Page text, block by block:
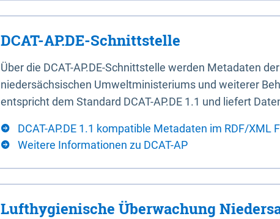
DCAT-AP.DE-Schnittstelle
Über die DCAT-AP.DE-Schnittstelle werden Metadaten
niedersächsischen Umweltministeriums und weiterer
entspricht dem Standard DCAT-AP.DE 1.1 und liefert
DCAT-AP.DE 1.1 kompatible Metadaten im RDF/XML
Weitere Informationen zu DCAT-AP
Lufthygienische Überwachung